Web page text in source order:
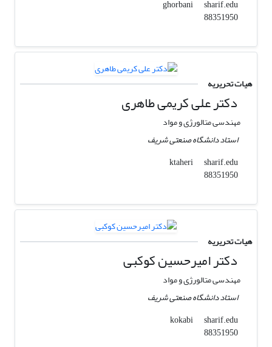
ghorbani
sharif.edu
88351950
هیات تحریریه
دکتر علی کریمی طاهری
مهندسی متالورژی و مواد
استاد دانشگاه صنعتی شریف
ktaheri
sharif.edu
88351950
هیات تحریریه
دکتر امیرحسین کوکبی
مهندسی متالورژی و مواد
استاد دانشگاه صنعتی شریف
kokabi
sharif.edu
88351950